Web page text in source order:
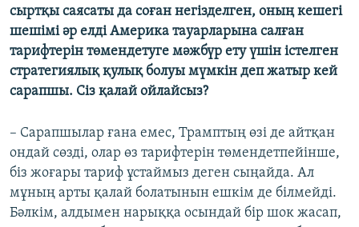
сыртқы саясаты да соған негізделген, оның кешегі
шешімі әр елді Америка тауарларына салған
тарифтерін төмендетуге мәжбүр ету үшін істелген
стратегиялық қулық болуы мүмкін деп жатыр кей
сарапшы. Сіз қалай ойлайсыз?
– Сарапшылар ғана емес, Трамптың өзі де айтқан
ондай сөзді, олар өз тарифтерін төмендетпейінше,
біз жоғары тариф ұстаймыз деген сыңайда. Ал
мұның арты қалай болатынын ешкім де білмейді.
Бәлкім, алдымен нарыққа осындай бір шок жасап,